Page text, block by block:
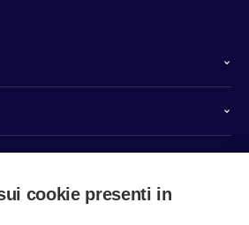
cookie presenti in